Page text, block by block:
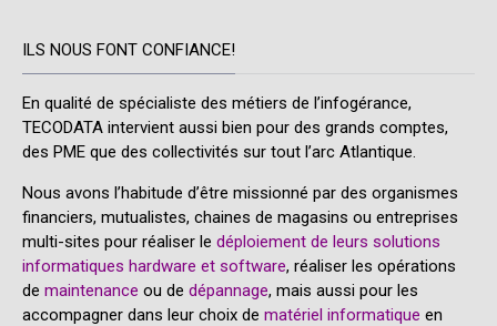
ILS NOUS FONT CONFIANCE!
En qualité de spécialiste des métiers de l’infogérance,
TECODATA intervient aussi bien pour des grands comptes,
des PME que des collectivités sur tout l’arc Atlantique.
Nous avons l’habitude d’être missionné par des organismes
financiers, mutualistes, chaines de magasins ou entreprises
multi-sites pour réaliser le déploiement de leurs solutions
informatiques hardware et software, réaliser les opérations
de maintenance ou de dépannage, mais aussi pour les
accompagner dans leur choix de matériel informatique en